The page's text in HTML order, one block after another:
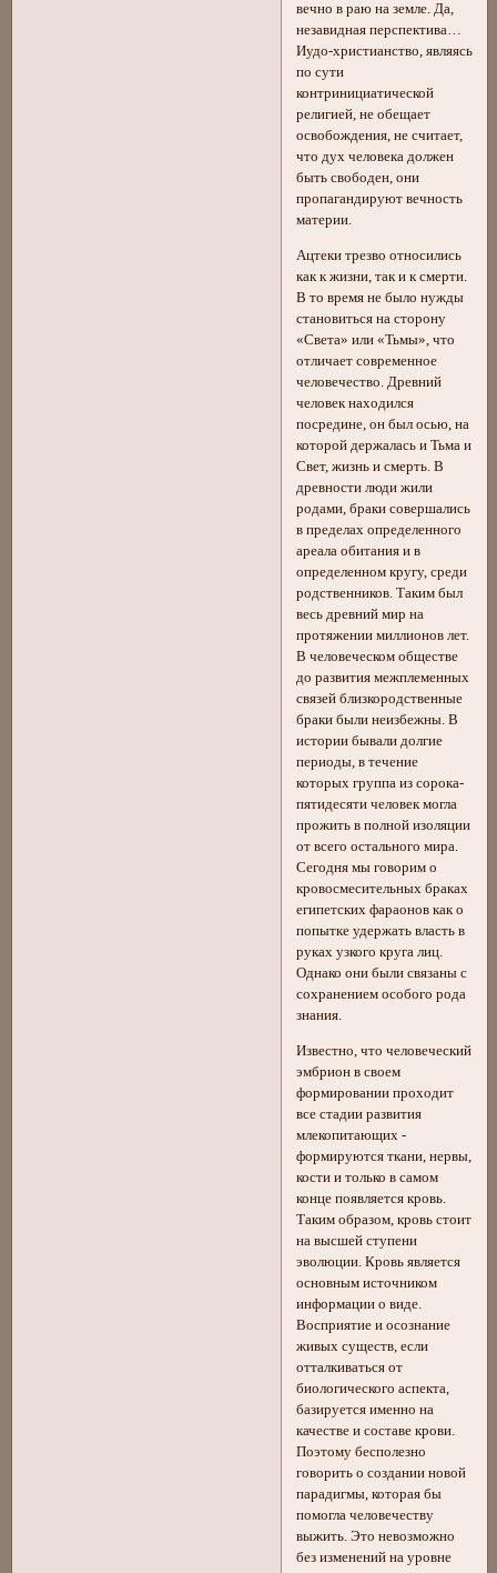
вечно в раю на земле. Да,
незавидная перспектива…
Иудо-христианство, являясь
по сути
контринициатической
религией, не обещает
освобождения, не считает,
что дух человека должен
быть свободен, они
пропагандируют вечность
материи.
Ацтеки трезво относились
как к жизни, так и к смерти.
В то время не было нужды
становиться на сторону
«Света» или «Тьмы», что
отличает современное
человечество. Древний
человек находился
посредине, он был осью, на
которой держалась и Тьма и
Свет, жизнь и смерть. В
древности люди жили
родами, браки совершались
в пределах определенного
ареала обитания и в
определенном кругу, среди
родственников. Таким был
весь древний мир на
протяжении миллионов лет.
В человеческом обществе
до развития межплеменных
связей близкородственные
браки были неизбежны. В
истории бывали долгие
периоды, в течение
которых группа из сорока-
пятидесяти человек могла
прожить в полной изоляции
от всего остального мира.
Сегодня мы говорим о
кровосмесительных браках
египетских фараонов как о
попытке удержать власть в
руках узкого круга лиц.
Однако они были связаны с
сохранением особого рода
знания.
Известно, что человеческий
эмбрион в своем
формировании проходит
все стадии развития
млекопитающих -
формируются ткани, нервы,
кости и только в самом
конце появляется кровь.
Таким образом, кровь стоит
на высшей ступени
эволюции. Кровь является
основным источником
информации о виде.
Восприятие и осознание
живых существ, если
отталкиваться от
биологического аспекта,
базируется именно на
качестве и составе крови.
Поэтому бесполезно
говорить о создании новой
парадигмы, которая бы
помогла человечеству
выжить. Это невозможно
без изменений на уровне